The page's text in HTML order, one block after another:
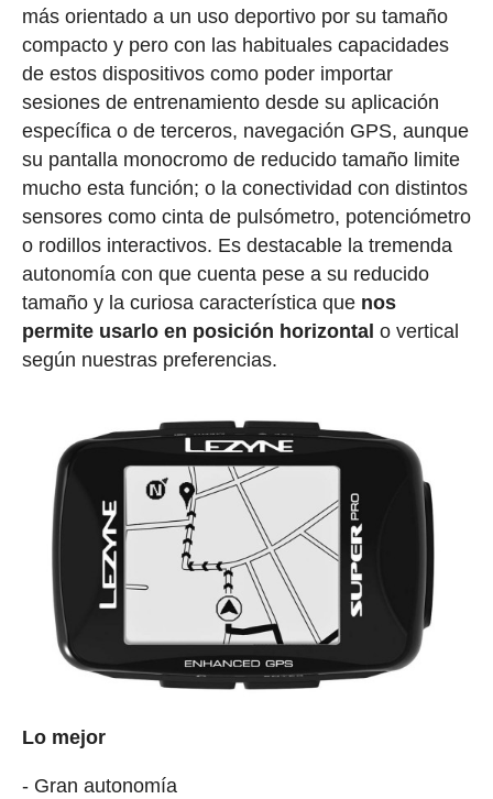
más orientado a un uso deportivo por su tamaño
compacto y pero con las habituales capacidades
de estos dispositivos como poder importar
sesiones de entrenamiento desde su aplicación
específica o de terceros, navegación GPS, aunque
su pantalla monocromo de reducido tamaño limite
mucho esta función; o la conectividad con distintos
sensores como cinta de pulsómetro, potenciómetro
o rodillos interactivos. Es destacable la tremenda
autonomía con que cuenta pese a su reducido
tamaño y la curiosa característica que nos
permite usarlo en posición horizontal o vertical
según nuestras preferencias.
Lo mejor
- Gran autonomía